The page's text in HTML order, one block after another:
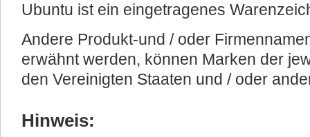
Ubuntu ist ein eingetragenes
Andere Produkt-und / oder
erwähnt werden, können Marken der
den Vereinigten Staaten und / oder
Hinweis: